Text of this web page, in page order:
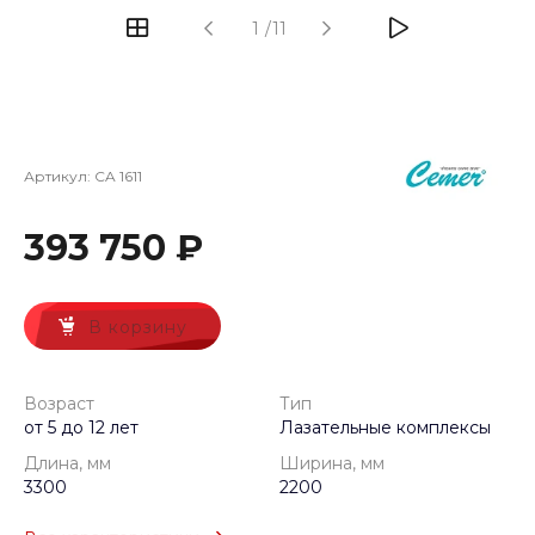
1 /11
Артикул: CA 1611
393 750 ₽
В корзину
Возраст
от 5 до 12 лет
Тип
Лазательные комплексы
Длина, мм
3300
Ширина, мм
2200